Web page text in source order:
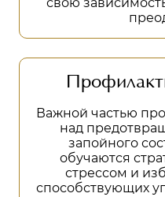
Важной частью
над
запойного
обучаются
стрессом и
способствующих